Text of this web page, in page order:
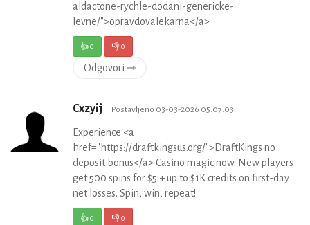
aldactone-rychle-dodani-genericke-
levne/">opravdovalekarna</a>
👍0 👎0
Odgovori ⇾
Cxzyij Postavljeno 03-03-2026 05:07:03
Experience <a
href="https://draftkingsus.org/">DraftKings no
deposit bonus</a> Casino magic now. New players
get 500 spins for $5 + up to $1K credits on first-day
net losses. Spin, win, repeat!
👍0 👎0